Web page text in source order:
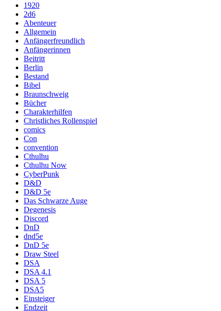
1920
2d6
Abenteuer
Allgemein
Anfängerfreundlich
Anfängerinnen
Beitritt
Berlin
Bestand
Bibel
Braunschweig
Bücher
Charakterhilfen
Christliches Rollenspiel
comics
Con
convention
Cthulhu
Cthulhu Now
CyberPunk
D&D
D&D 5e
Das Schwarze Auge
Degenesis
Discord
DnD
dnd5e
DnD 5e
Draw Steel
DSA
DSA 4.1
DSA 5
DSA5
Einsteiger
Endzeit